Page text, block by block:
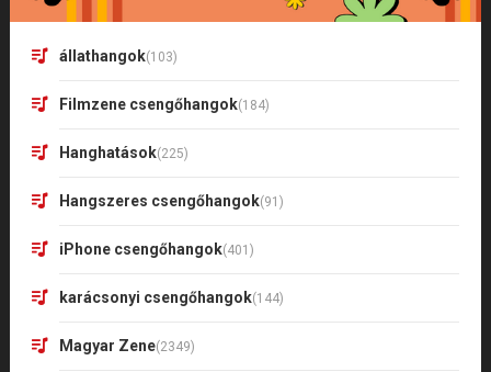
állathangok(103)
Filmzene csengőhangok(184)
Hanghatások(225)
Hangszeres csengőhangok(91)
iPhone csengőhangok(401)
karácsonyi csengőhangok(144)
Magyar Zene(2349)